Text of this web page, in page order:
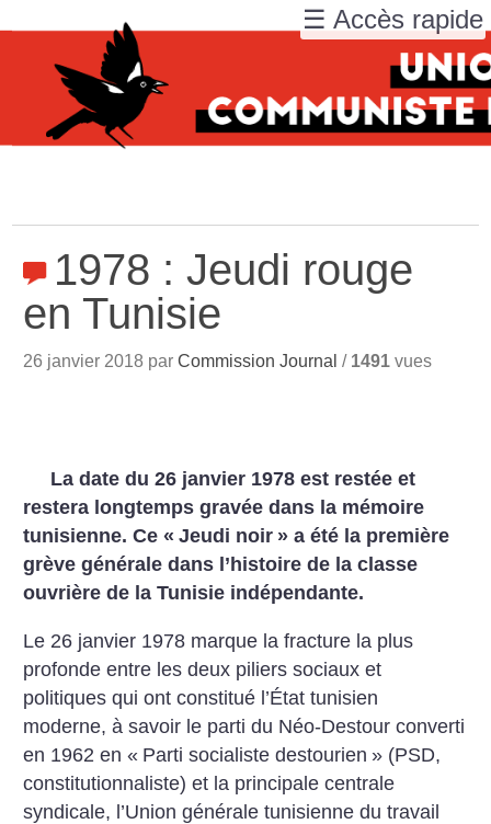
1978 : Jeudi rouge
en Tunisie
26 janvier 2018 parCommission Journal / 1491 vues
La date du 26 janvier 1978 est restée et
restera longtemps gravée dans la mémoire
tunisienne. Ce « Jeudi noir » a été la première
grève générale dans l’histoire de la classe
ouvrière de la Tunisie indépendante.
Le 26 janvier 1978 marque la fracture la plus
profonde entre les deux piliers sociaux et
politiques qui ont constitué l’État tunisien
moderne, à savoir le parti du Néo-­Destour converti
en 1962 en « Parti socialiste destourien » (PSD,
constitutionnaliste) et la principale centrale
syndicale, ­l’Union générale tunisienne du travail
☰ Accès rapide